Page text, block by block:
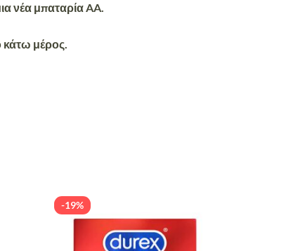
νέα μπαταρία AA.
κάτω μέρος.
-19%